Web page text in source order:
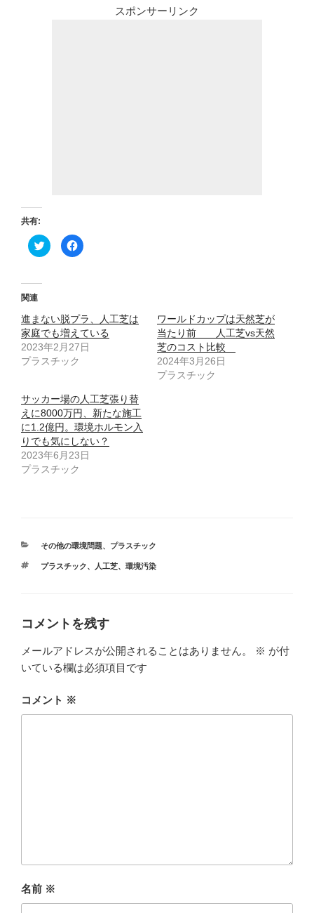
スポンサーリンク
共有:
ク
リ
t
t
e
r
で
共
有
し
い
ウ
ィ
ン
ド
ウ
で
開
き
F
a
共
有
す
る
に
ク
し
て
く
だ
さ
い
(
新
き
す
)
関連
進まない脱プラ、人工芝は
家庭でも増えている
2023年2月27日
プラスチック
ワールドカップは天然芝が
当たり前 人工芝vs天然
芝のコスト比較
2024年3月26日
プラスチック
サッカー場の人工芝張り替
えに8000万円、新たな施工
に1.2億円。環境ホルモン入
りでも気にしない？
2023年6月23日
プラスチック
カ
ゴ
その他の環境問題、 プラスチック
タ
プラスチック、 人工芝、 環境汚染
コメントを残す
メールアドレスが公開されることはありません。 ※ が付
いている欄は必須項目です
コメント ※
名前 ※